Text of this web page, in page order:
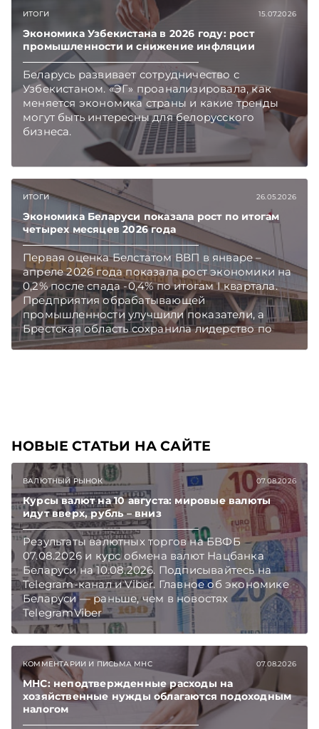
ИТОГИ 15.07.2026
Экономика Узбекистана в 2026 году: рост
промышленности и снижение инфляции
Беларусь развивает сотрудничество с
Узбекистаном. «ЭГ» проанализировала, как
меняется экономика страны и какие тренды
могут быть интересны для белорусского
бизнеса.
ИТОГИ 26.05.2026
Экономика Беларуси показала рост по итогам
четырех месяцев 2026 года
Первая оценка Белстатом ВВП в январе –
апреле 2026 года показала рост экономики на
0,2% после спада -0,4% по итогам I квартала.
Предприятия обрабатывающей
промышленности улучшили показатели, а
Брестская область сохранила лидерство по
темпам промышленного роста среди
НОВЫЕ СТАТЬИ НА САЙТЕ
ВАЛЮТНЫЙ РЫНОК 07.08.2026
Курсы валют на 10 августа: мировые валюты
идут вверх, рубль – вниз
Результаты валютных торгов на БВФБ
07.08.2026 и курс обмена валют Нацбанка
Беларуси на 10.08.2026. Подписывайтесь на
Telegram‑канал и Viber. Главное об экономике
Беларуси — раньше, чем в новостях
TelegramViber
КОММЕНТАРИИ И ПИСЬМА МНС 07.08.2026
МНС: неподтвержденные расходы на
хозяйственные нужды облагаются подоходным
налогом